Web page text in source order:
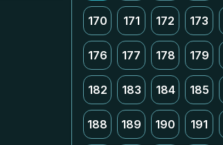
170 171 172 173
176 177 178 179
182 183 184 185
188 189 190 191